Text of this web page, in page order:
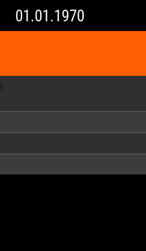
01.01.1970